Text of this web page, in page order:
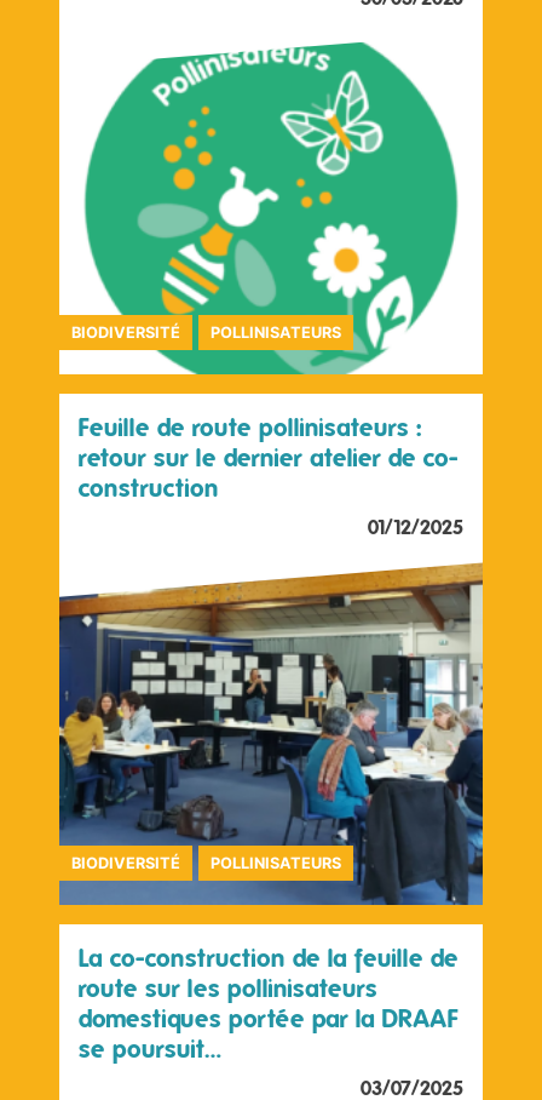
BIODIVERSITÉ POLLINISATEURS
Feuille de route pollinisateurs :
retour sur le dernier atelier de co-
construction
01/12/2025
BIODIVERSITÉ POLLINISATEURS
La co-construction de la feuille de
route sur les pollinisateurs
domestiques portée par la DRAAF
se poursuit…
03/07/2025